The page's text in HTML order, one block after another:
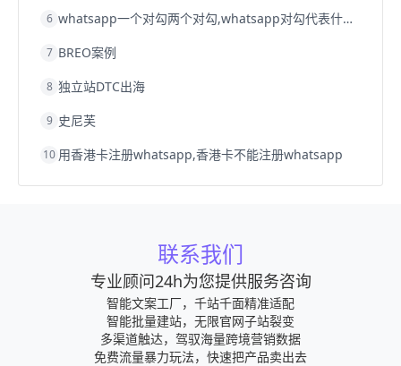
6 whatsapp一个对勾两个对勾,whatsapp对勾代表什么意思
7 BREO案例
8 独立站DTC出海
9 史尼芙
10 用香港卡注册whatsapp,香港卡不能注册whatsapp
联系我们
专业顾问24h为您提供服务咨询
智能文案工厂，千站千面精准适配
智能批量建站，无限官网子站裂变
多渠道触达，驾驭海量跨境营销数据
免费流量暴力玩法，快速把产品卖出去